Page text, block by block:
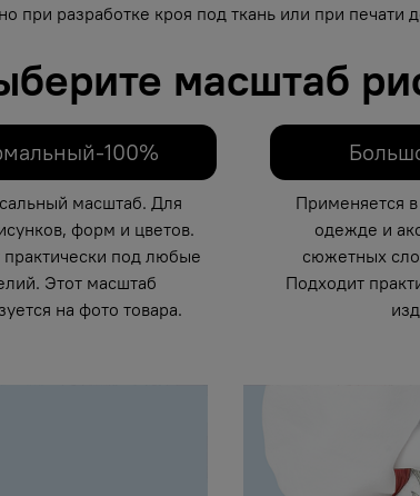
при разработке кроя под ткань или при печати
масштаб
100%
масштаб. Для
форм и цветов.
под любые
Этот масштаб
на фото товара.
Применяется
одежде и
сюжетных
Подходит